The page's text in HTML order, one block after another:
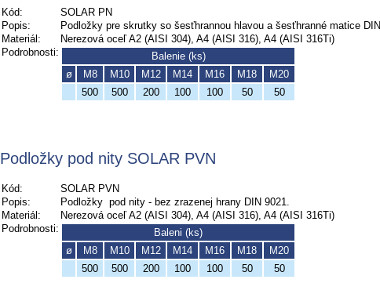
Kód:
SOLAR PN
Popis:
Podložky pre skrutky so šesťhrannou hlavou a šesťhranné matice
Materiál:
Nerezová oceľ A2 (AISI 304), A4 (AISI 316), A4 (AISI 316Ti)
Podrobnosti:
Balenie (ks)
ø
M8 M10 M12 M14 M16 M18
M20
500
500 200 100 100 50 50
Podložky pod nity SOLAR PVN
Kód:
SOLAR PVN
Popis:
Podložky pod nity - bez zrazenej hrany DIN 9021.
Materiál:
Nerezová oceľ A2 (AISI 304), A4 (AISI 316), A4 (AISI 316Ti)
Podrobnosti:
Baleni (ks)
ø
M8 M10 M12 M14 M16 M18
M20
500
500 200 100 100 50 50